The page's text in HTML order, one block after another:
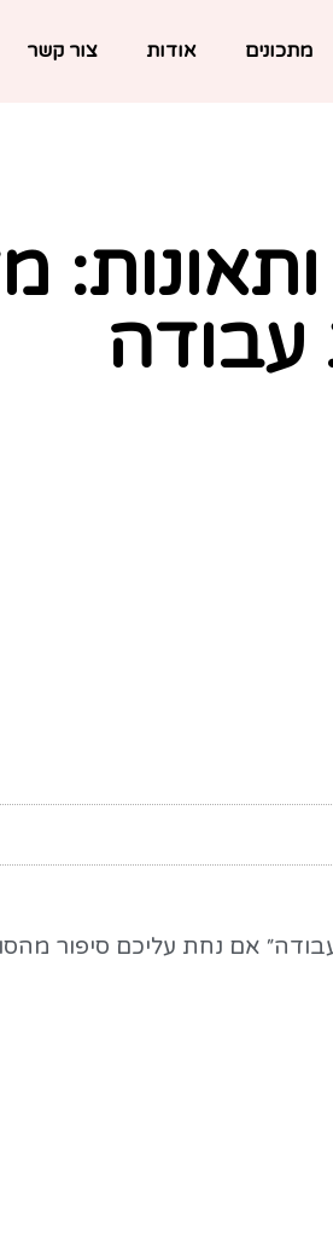
מתכונים אודות צור קשר
ותאונות:
עבודה
עבודה״ אם נחת עליכם סיפור